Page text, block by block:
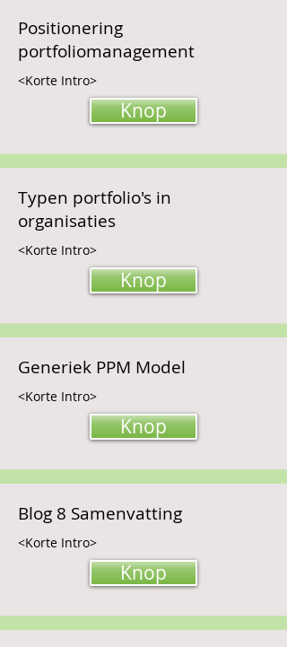
Positionering
portfoliomanagement
<Korte Intro>
Knop
Typen portfolio's in
organisaties
<Korte Intro>
Knop
Generiek PPM Model
<Korte Intro>
Knop
Blog 8 Samenvatting
<Korte Intro>
Knop